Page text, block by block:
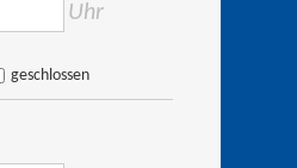
Uhr
geschlossen